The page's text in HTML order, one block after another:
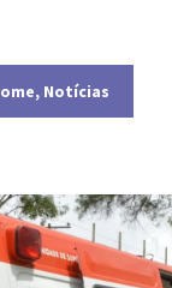
, Notícias